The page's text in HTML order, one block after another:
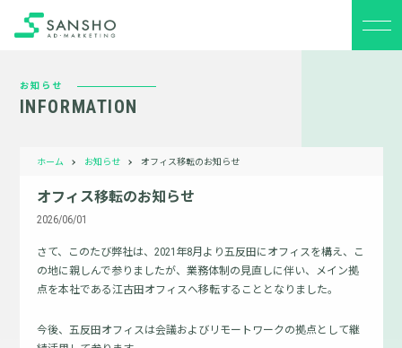
お知らせ
INFORMATION
ホーム お知らせ オフィス移転のお知らせ
オフィス移転のお知らせ
2026/06/01
さて、このたび弊社は、2021年8月より五反田にオフィスを構え、こ
の地に親しんで参りましたが、業務体制の見直しに伴い、メイン拠
点を本社である江古田オフィスへ移転することとなりました。
今後、五反田オフィスは会議およびリモートワークの拠点として継